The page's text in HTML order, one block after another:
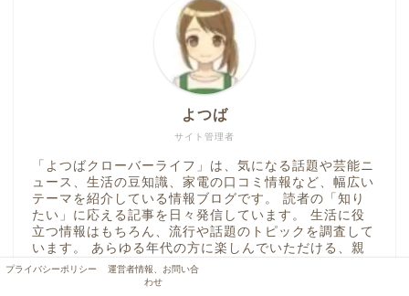
サイト管理者
よつば
「よつばクローバーライフ」は、気になる話題や芸能ニ
ュース、生活の豆知識、家電の口コミ情報など、幅広い
テーマを紹介している情報ブログです。 読者の「知り
たい」に応える記事を日々発信しています。 生活に役
立つ情報はもちろん、流行や話題のトピックを調査して
います。 あらゆる年代の方に楽しんでいただける、親
しみやすいブログを心がけています。
プライバシーポリシー
運営者情報、お問い合
わせ